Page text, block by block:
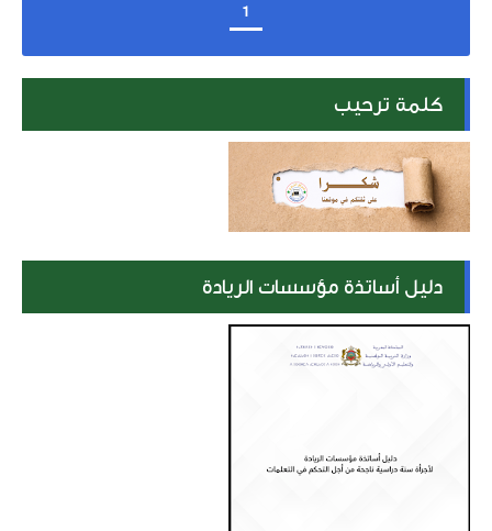
1
كلمة ترحيب
دليل أساتذة مؤسسات الريادة